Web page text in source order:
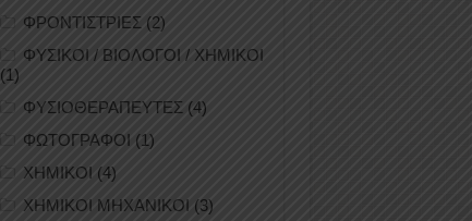
ΦΡΟΝΤΙΣΤΡΙΕΣ (2)
ΦΥΣΙΚΟΙ / ΒΙΟΛΟΓΟΙ / ΧΗΜΙΚΟΙ
(1)
ΦΥΣΙΟΘΕΡΑΠΕΥΤΕΣ (4)
ΦΩΤΟΓΡΑΦΟΙ (1)
ΧΗΜΙΚΟΙ (4)
ΧΗΜΙΚΟΙ ΜΗΧΑΝΙΚΟΙ (3)